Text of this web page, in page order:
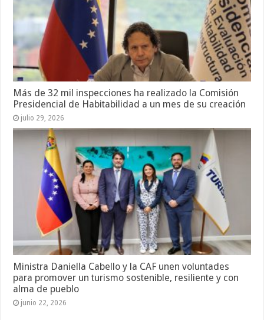
Más de 32 mil inspecciones ha realizado la Comisión
Presidencial de Habitabilidad a un mes de su creación
julio 29, 2026
Ministra Daniella Cabello y la CAF unen voluntades
para promover un turismo sostenible, resiliente y con
alma de pueblo
junio 22, 2026